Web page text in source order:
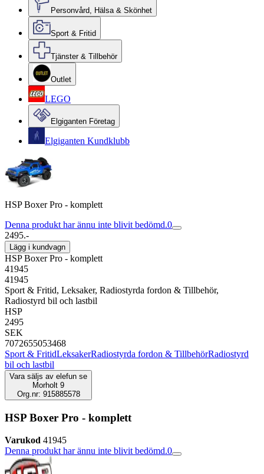
Personvård, Hälsa & Skönhet
Sport & Fritid
Tjänster & Tillbehör
Outlet
LEGO
Elgiganten Företag
Elgiganten Kundklubb
HSP Boxer Pro - komplett
Denna produkt har ännu inte blivit bedömd.0
2495.-
Lägg i kundvagn
HSP Boxer Pro - komplett
41945
41945
Sport & Fritid, Leksaker, Radiostyrda fordon & Tillbehör,
Radiostyrd bil och lastbil
HSP
2495
SEK
7072655053468
Sport & FritidLeksakerRadiostyrda fordon & TillbehörRadiostyrd
bil och lastbil
Vara säljs av elefun se
Morholt 9
Org.nr: 915885578
HSP Boxer Pro - komplett
Varukod 41945
Denna produkt har ännu inte blivit bedömd.0